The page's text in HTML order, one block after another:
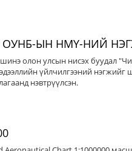
ОУНБ-ЫН НМҮ-НИЙ
олон улсын нисэх буудал
үйлчилгээний нэгжийг
нэвтрүүлсэн.